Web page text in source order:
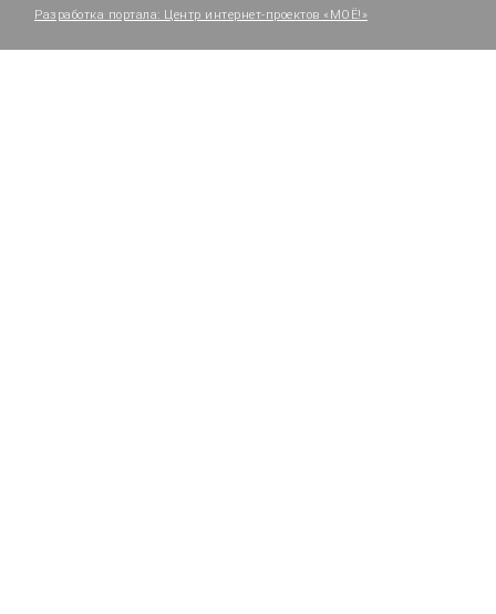
Разработка портала: Центр интернет-проектов «МОЁ!»